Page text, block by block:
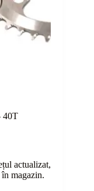
40T
actualizat,
magazin.